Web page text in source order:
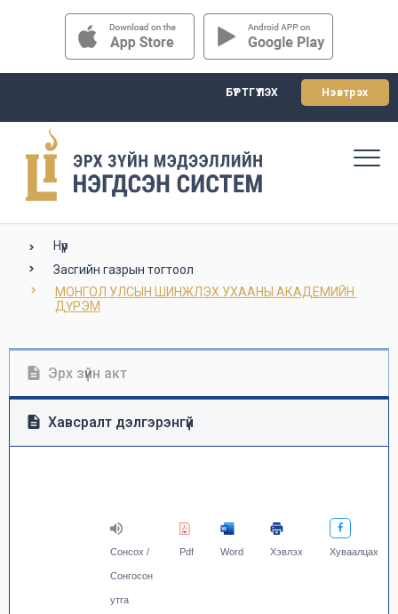
БҮРТГҮҮЛЭХ Нэвтрэх
Нүүр
Засгийн газрын тогтоол
МОНГОЛ УЛСЫН ШИНЖЛЭХ УХААНЫ АКАДЕМИЙН
ДҮРЭМ
Эрх зүйн акт
Хавсралт дэлгэрэнгүй
Сонсох /
Сонгосон
утга
Pdf Word Хэвлэх Хуваалцах